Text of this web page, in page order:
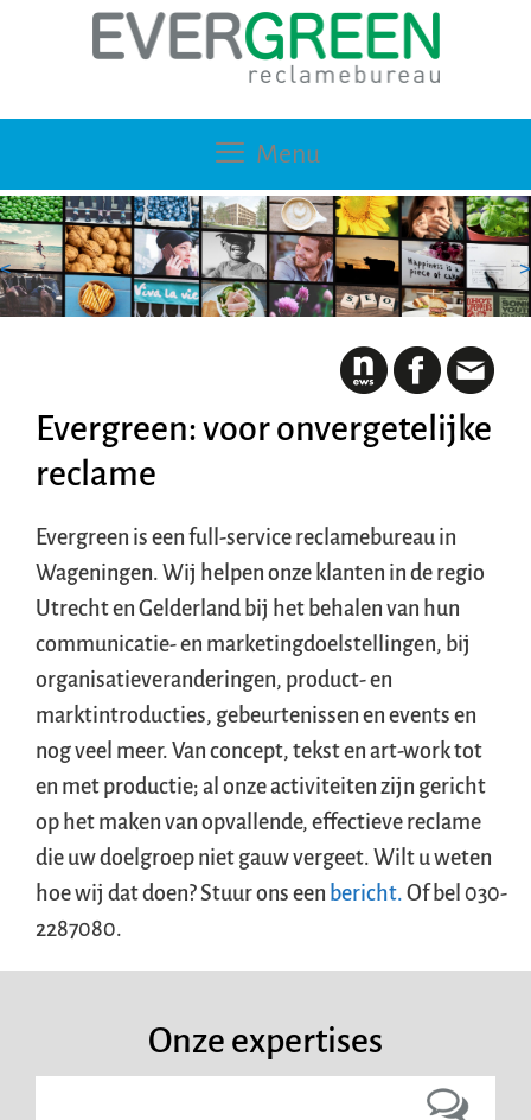
inhoud
inhoud
Menu
< >
Evergreen: voor onvergetelijke
reclame
Evergreen is een full-service reclamebureau in
Wageningen. Wij helpen onze klanten in de regio
Utrecht en Gelderland bij het behalen van hun
communicatie- en marketingdoelstellingen, bij
organisatieveranderingen, product- en
marktintroducties, gebeurtenissen en events en
nog veel meer. Van concept, tekst en art-work tot
en met productie; al onze activiteiten zijn gericht
op het maken van opvallende, effectieve reclame
die uw doelgroep niet gauw vergeet. Wilt u weten
hoe wij dat doen? Stuur ons een bericht. Of bel 030-
2287080.
Onze expertises